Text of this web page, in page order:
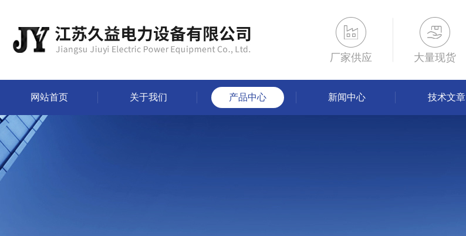
厂家供应 大量现货
网站首页 关于我们 产品中心 新闻中心 技术文章